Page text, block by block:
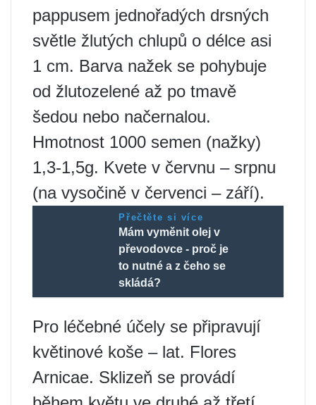
pappusem jednořadých drsných
světle žlutých chlupů o délce asi
1 cm. Barva nažek se pohybuje
od žlutozelené až po tmavě
šedou nebo načernalou.
Hmotnost 1000 semen (nažky)
1,3-1,5g. Kvete v červnu – srpnu
(na vysočině v červenci – září).
Přečtěte si více
Mám vyměnit olej v
převodovce - proč je
to nutné a z čeho se
skládá?
Pro léčebné účely se připravují
květinové koše – lat. Flores
Arnicae. Sklizeň se provádí